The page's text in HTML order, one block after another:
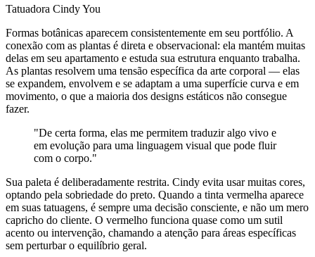
Tatuadora Cindy You
Formas botânicas aparecem consistentemente em seu portfólio. A
conexão com as plantas é direta e observacional: ela mantém muitas
delas em seu apartamento e estuda sua estrutura enquanto trabalha.
As plantas resolvem uma tensão específica da arte corporal — elas
se expandem, envolvem e se adaptam a uma superfície curva e em
movimento, o que a maioria dos designs estáticos não consegue
fazer.
"De certa forma, elas me permitem traduzir algo vivo e
em evolução para uma linguagem visual que pode fluir
com o corpo."
Sua paleta é deliberadamente restrita. Cindy evita usar muitas cores,
optando pela sobriedade do preto. Quando a tinta vermelha aparece
em suas tatuagens, é sempre uma decisão consciente, e não um mero
capricho do cliente. O vermelho funciona quase como um sutil
acento ou intervenção, chamando a atenção para áreas específicas
sem perturbar o equilíbrio geral.